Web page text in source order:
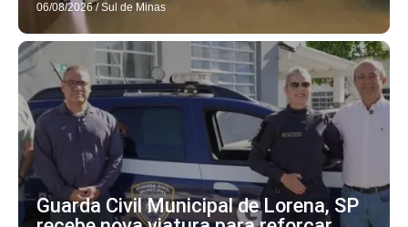
06/08/2026 / Sul de Minas
Guarda Civil Municipal de Lorena, SP